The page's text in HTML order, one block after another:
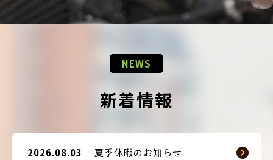
NEWS
新着情報
2026.08.03 夏季休暇のお知らせ